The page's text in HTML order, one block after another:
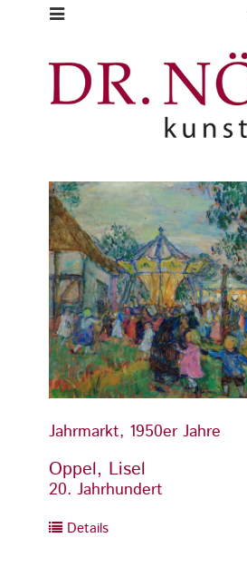
Jahrmarkt, 1950er Jahre
Oppel, Lisel
20. Jahrhundert
Details